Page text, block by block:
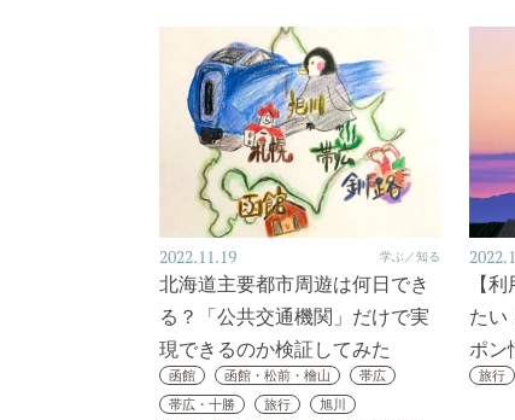
2022.11.19 学ぶ／知る
北海道主要都市周遊は何日でき
る？「公共交通機関」だけで実
現できるのか検証してみた
函館 函館・松前・檜山
帯広
帯広・十勝
旅行
旭川
【
たい
ポン
旅行